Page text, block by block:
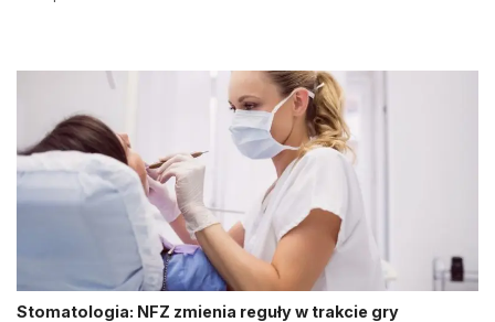
Stomatologia: NFZ zmienia reguły w trakcie gry